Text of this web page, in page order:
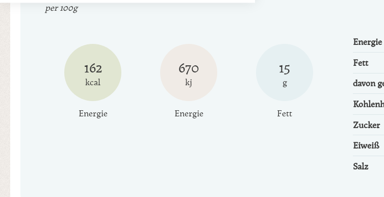
per 100g
162
kcal
Energie
670
kj
Energie
15
g
Fett
Energie
Fett
davon
Zucker
Eiweiß
Salz